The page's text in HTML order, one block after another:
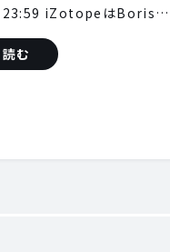
23:59 iZotopeはBoris…
む